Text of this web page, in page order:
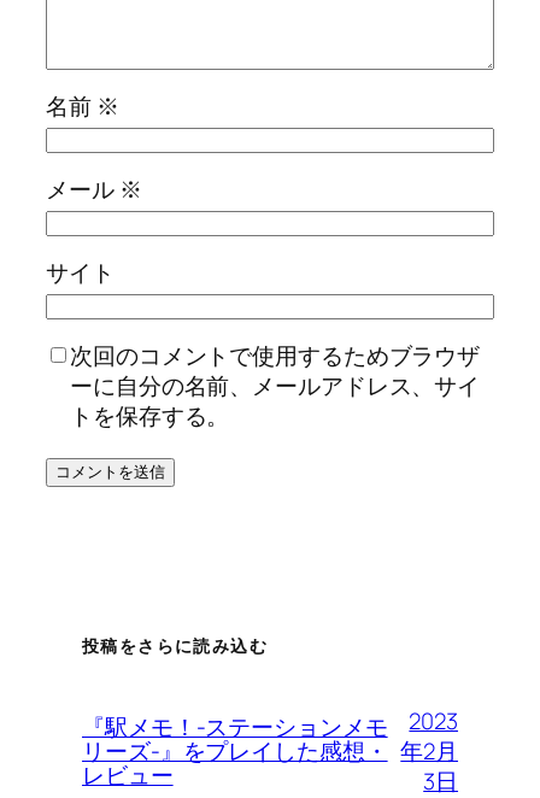
名前 ※
メール ※
サイト
次回のコメントで使用するためブラウザ
ーに自分の名前、メールアドレス、サイ
トを保存する。
投稿をさらに読み込む
『駅メモ！-ステーションメモ
リーズ-』をプレイした感想・
レビュー
2023
年2月
3日